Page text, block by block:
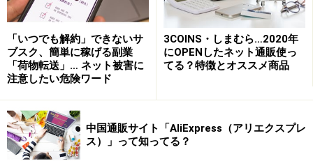
Q. 送料や手数料が思ったより高くついてし
まった！
■A. 他のショップと比較して条件の良いショップを選び
ましょう
が多いので、事前に確認しましょう。特に大型商品を購
入する際には、送料が高い場合が多いので注意が必要で
す。ショップや商品によっては、送料込みの価格設定が
「いつでも解約」できないサ
ブスク、簡単に稼げる副業
「荷物転送」… ネット被害に
注意したい危険ワード
3COINS・しまむら…2020年
にOPENしたネット通販使っ
てる？特徴とオススメ商品
中国通販サイト「AliExpress（アリエクスプレ
ス）」って知ってる？